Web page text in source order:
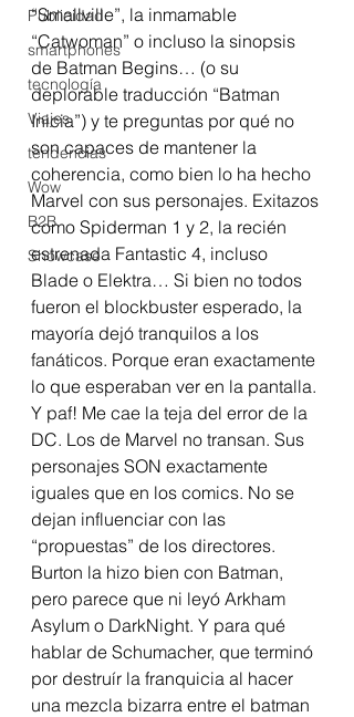
Publicidad
smartphones
tecnología
Viajes
tendencias
Wow
B2B
Showcase
“Smallville”, la inmamable
“Catwoman” o incluso la sinopsis
de Batman Begins… (o su
deplorable traducción “Batman
Inicia”) y te preguntas por qué no
son capaces de mantener la
coherencia, como bien lo ha hecho
Marvel con sus personajes. Exitazos
como Spiderman 1 y 2, la recién
estrenada Fantastic 4, incluso
Blade o Elektra… Si bien no todos
fueron el blockbuster esperado, la
mayoría dejó tranquilos a los
fanáticos. Porque eran exactamente
lo que esperaban ver en la pantalla.
Y paf! Me cae la teja del error de la
DC. Los de Marvel no transan. Sus
personajes SON exactamente
iguales que en los comics. No se
dejan influenciar con las
“propuestas” de los directores.
Burton la hizo bien con Batman,
pero parece que ni leyó Arkham
Asylum o DarkNight. Y para qué
hablar de Schumacher, que terminó
por destruír la franquicia al hacer
una mezcla bizarra entre el batman